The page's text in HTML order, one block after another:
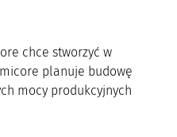
chce stworzyć w
planuje budowę
mocy produkcyjnych